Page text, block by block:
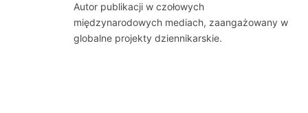
Autor publikacji w czołowych
międzynarodowych mediach, zaangażowany w
globalne projekty dziennikarskie.